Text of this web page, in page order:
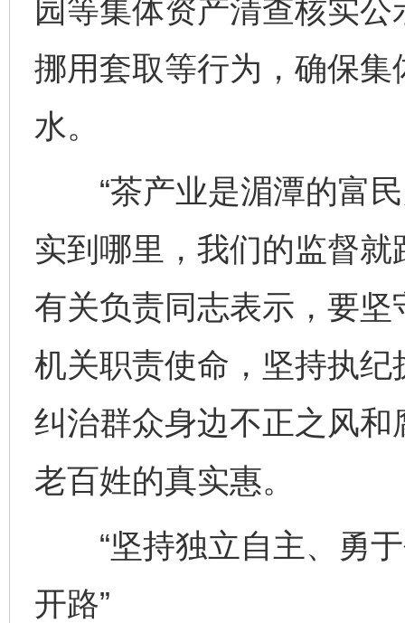
园等集体资产清查核实
挪用套取等行为，确保
水。
“茶产业是湄潭的富民
实到哪里，我们的监督
有关负责同志表示，要
机关职责使命，坚持执
纠治群众身边不正之风
老百姓的真实惠。
“坚持独立自主、勇于
开路”